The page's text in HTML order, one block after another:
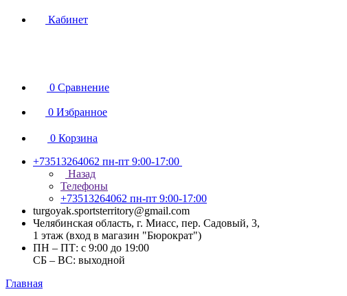
Кабинет
0 Сравнение
0 Избранное
0 Корзина
+73513264062 пн-пт 9:00-17:00
Назад
Телефоны
+73513264062 пн-пт 9:00-17:00
turgoyak.sportsterritory@gmail.com
Челябинская область, г. Миасс, пер. Садовый, 3,
1 этаж (вход в магазин "Бюрократ")
ПН – ПТ: с 9:00 до 19:00
СБ – ВС: выходной
Главная